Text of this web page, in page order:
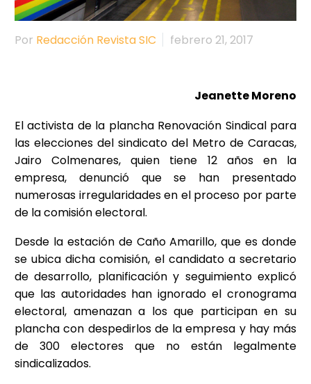
Por Redacción Revista SIC febrero 21, 2017
Jeanette Moreno
El activista de la plancha Renovación Sindical para
las elecciones del sindicato del Metro de Caracas,
Jairo Colmenares, quien tiene 12 años en la
empresa, denunció que se han presentado
numerosas irregularidades en el proceso por parte
de la comisión electoral.
Desde la estación de Caño Amarillo, que es donde
se ubica dicha comisión, el candidato a secretario
de desarrollo, planificación y seguimiento explicó
que las autoridades han ignorado el cronograma
electoral, amenazan a los que participan en su
plancha con despedirlos de la empresa y hay más
de 300 electores que no están legalmente
sindicalizados.